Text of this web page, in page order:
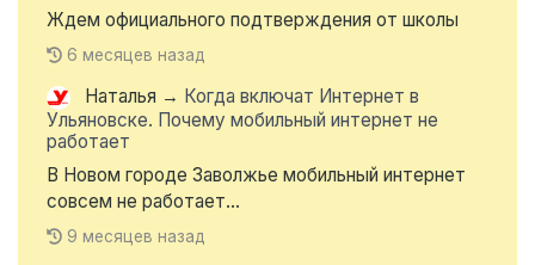
Ждем официального подтверждения от школы
6 месяцев назад
Наталья → Когда включат Интернет в
Ульяновске. Почему мобильный интернет не
работает
В Новом городе Заволжье мобильный интернет
совсем не работает...
9 месяцев назад